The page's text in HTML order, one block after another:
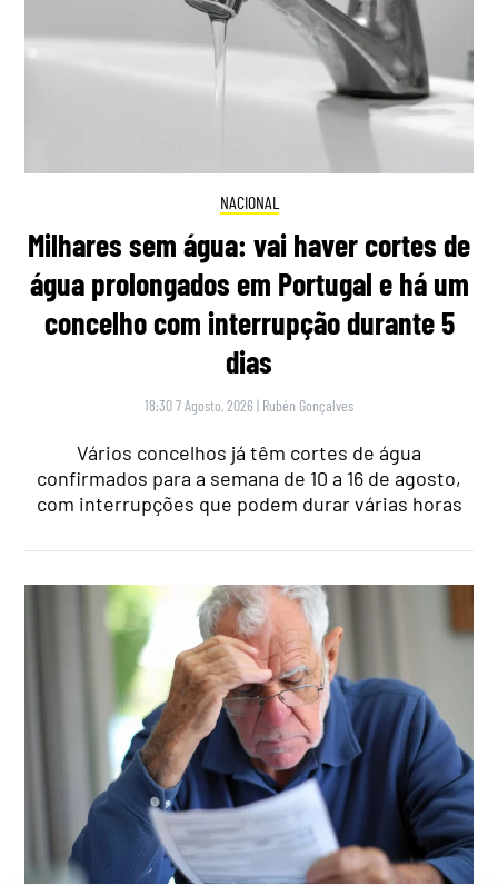
NACIONAL
Milhares sem água: vai haver cortes de
água prolongados em Portugal e há um
concelho com interrupção durante 5
dias
18:30 7 Agosto, 2026 | Rubén Gonçalves
Vários concelhos já têm cortes de água
confirmados para a semana de 10 a 16 de agosto,
com interrupções que podem durar várias horas